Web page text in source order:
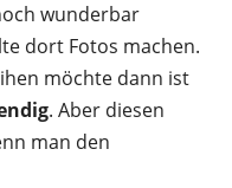
wunderbar
dort Fotos machen.
möchte dann ist
. Aber diesen
man den